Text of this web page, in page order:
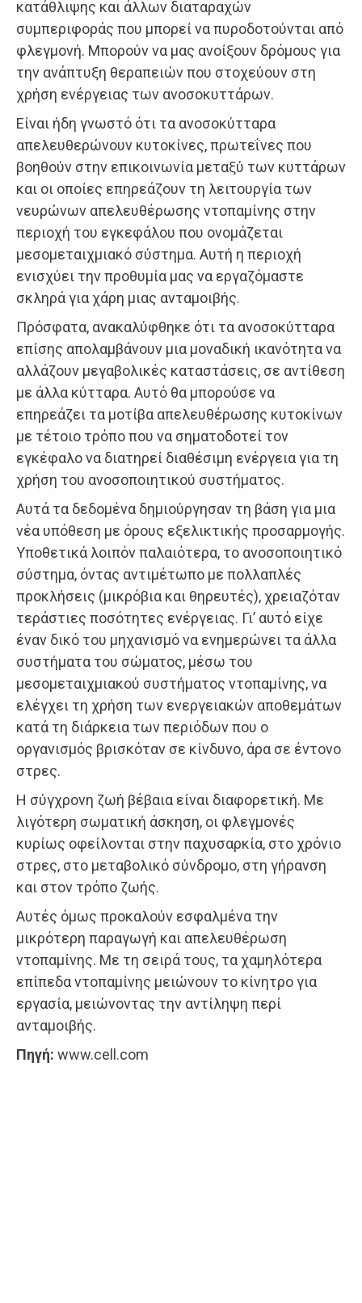
κατάθλιψης και άλλων διαταραχών
συμπεριφοράς που μπορεί να πυροδοτούνται από
φλεγμονή. Μπορούν να μας ανοίξουν δρόμους για
την ανάπτυξη θεραπειών που στοχεύουν στη
χρήση ενέργειας των ανοσοκυττάρων.
Είναι ήδη γνωστό ότι τα ανοσοκύτταρα
απελευθερώνουν κυτοκίνες, πρωτεΐνες που
βοηθούν στην επικοινωνία μεταξύ των κυττάρων
και οι οποίες επηρεάζουν τη λειτουργία των
νευρώνων απελευθέρωσης ντοπαμίνης στην
περιοχή του εγκεφάλου που ονομάζεται
μεσομεταιχμιακό σύστημα. Αυτή η περιοχή
ενισχύει την προθυμία μας να εργαζόμαστε
σκληρά για χάρη μιας ανταμοιβής.
Πρόσφατα, ανακαλύφθηκε ότι τα ανοσοκύτταρα
επίσης απολαμβάνουν μια μοναδική ικανότητα να
αλλάζουν μεγαβολικές καταστάσεις, σε αντίθεση
με άλλα κύτταρα. Αυτό θα μπορούσε να
επηρεάζει τα μοτίβα απελευθέρωσης κυτοκίνων
με τέτοιο τρόπο που να σηματοδοτεί τον
εγκέφαλο να διατηρεί διαθέσιμη ενέργεια για τη
χρήση του ανοσοποιητικού συστήματος.
Αυτά τα δεδομένα δημιούργησαν τη βάση για μια
νέα υπόθεση με όρους εξελικτικής προσαρμογής.
Υποθετικά λοιπόν παλαιότερα, το ανοσοποιητικό
σύστημα, όντας αντιμέτωπο με πολλαπλές
προκλήσεις (μικρόβια και θηρευτές), χρειαζόταν
τεράστιες ποσότητες ενέργειας. Γι’ αυτό είχε
έναν δικό του μηχανισμό να ενημερώνει τα άλλα
συστήματα του σώματος, μέσω του
μεσομεταιχμιακού συστήματος ντοπαμίνης, να
ελέγχει τη χρήση των ενεργειακών αποθεμάτων
κατά τη διάρκεια των περιόδων που ο
οργανισμός βρισκόταν σε κίνδυνο, άρα σε έντονο
στρες.
Η σύγχρονη ζωή βέβαια είναι διαφορετική. Με
λιγότερη σωματική άσκηση, οι φλεγμονές
κυρίως οφείλονται στην παχυσαρκία, στο χρόνιο
στρες, στο μεταβολικό σύνδρομο, στη γήρανση
και στον τρόπο ζωής.
Αυτές όμως προκαλούν εσφαλμένα την
μικρότερη παραγωγή και απελευθέρωση
ντοπαμίνης. Με τη σειρά τους, τα χαμηλότερα
επίπεδα ντοπαμίνης μειώνουν το κίνητρο για
εργασία, μειώνοντας την αντίληψη περί
ανταμοιβής.
Πηγή: www.cell.com